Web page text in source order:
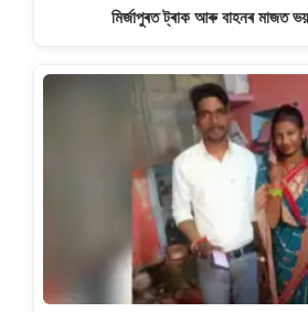
মিৰ্জাপুৰত ট্ৰাক আৰু বাহনৰ মাজত